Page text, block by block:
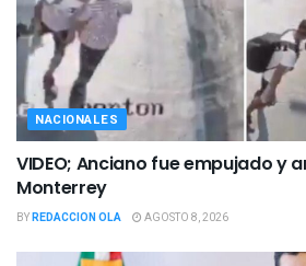
NACIONALES
VIDEO; Anciano fue empujado y
Monterrey
BYREDACCION OLA AGOSTO 8, 2026